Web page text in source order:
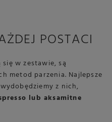
POSTACI
w zestawie, są
metod parzenia. Najlepsze
z nich,
lub aksamitne